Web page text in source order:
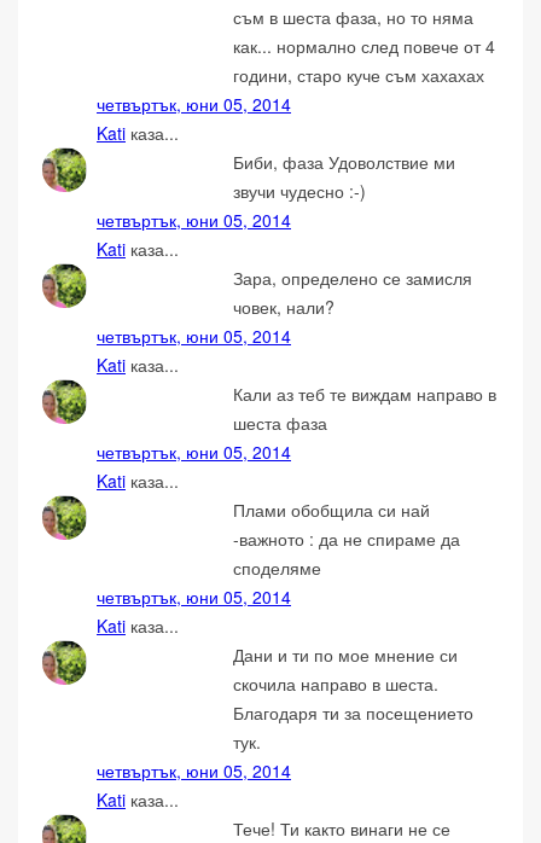
съм в шеста фаза, но то няма
как... нормално след повече от 4
години, старо куче съм хахахах
четвъртък, юни 05, 2014
Kati каза...
Биби, фаза Удоволствие ми
звучи чудесно :-)
четвъртък, юни 05, 2014
Kati каза...
Зара, определено се замисля
човек, нали?
четвъртък, юни 05, 2014
Kati каза...
Кали аз теб те виждам направо в
шеста фаза
четвъртък, юни 05, 2014
Kati каза...
Плами обобщила си най
-важното : да не спираме да
споделяме
четвъртък, юни 05, 2014
Kati каза...
Дани и ти по мое мнение си
скочила направо в шеста.
Благодаря ти за посещението
тук.
четвъртък, юни 05, 2014
Kati каза...
Тече! Ти както винаги не се